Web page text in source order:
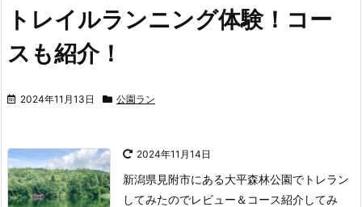
トレイルランニング体験！コー
スも紹介！
2024年11月13日 公園ラン
2024年11月14日
新潟県見附市にある大平森林公園でトレラン
してみたのでレビュー＆コース紹介してみ